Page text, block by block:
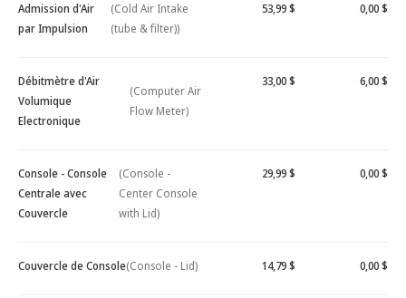
Admission d'Air
par Impulsion
(Cold Air Intake
(tube & filter))
53,99 $ 0,00 $
Débitmètre d'Air
Volumique
Electronique
(Computer Air
Flow Meter)
33,00 $ 6,00 $
Console - Console
Centrale avec
Couvercle
(Console -
Center Console
with Lid)
29,99 $ 0,00 $
Couvercle de Console(Console - Lid) 14,79 $ 0,00 $